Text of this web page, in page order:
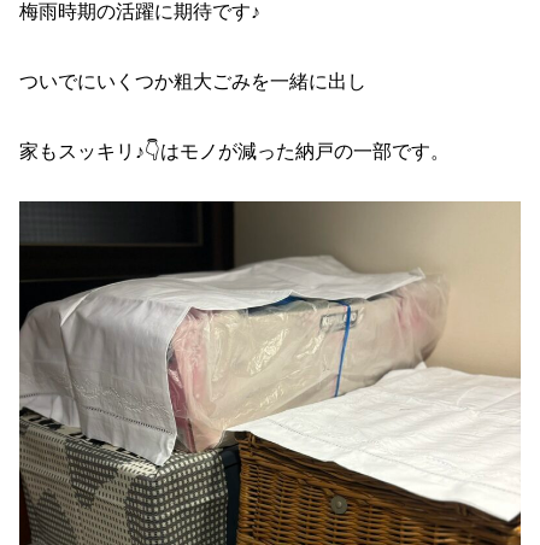
梅雨時期の活躍に期待です♪
ついでにいくつか粗大ごみを一緒に出し
家もスッキリ♪👇はモノが減った納戸の一部です。